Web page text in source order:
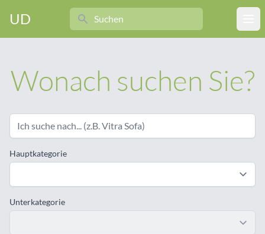
UD
Search
Wonach suchen Sie?
Hauptkategorie
Unterkategorie